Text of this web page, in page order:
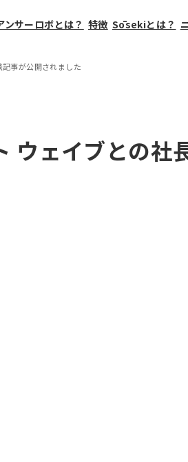
ンサーロボとは？ 特徴 Sōsekiとは？
事が公開されました
ウェイブとの社